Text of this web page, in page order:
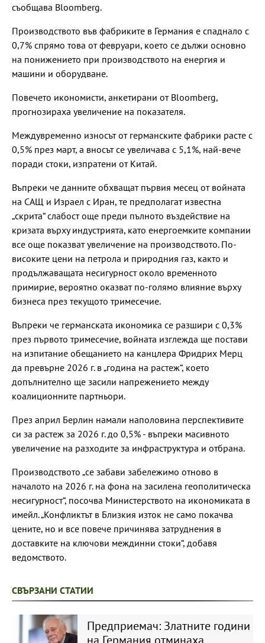
съобщава Bloomberg.
Производството във фабриките в Германия е спаднало с
0,7% спрямо това от февруари, което се дължи основно
на понижението при производството на енергия и
машини и оборудване.
Повечето икономисти, анкетирани от Bloomberg,
прогнозираха увеличение на показателя.
Междувременно износът от германските фабрики расте с
0,5% през март, а вносът се увеличава с 5,1%, най-вече
поради стоки, изпратени от Китай.
Въпреки че данните обхващат първия месец от войната
на САЩ и Израел с Иран, те предполагат известна
„скрита“ слабост още преди пълното въздействие на
кризата върху индустрията, като енергоемките компании
все още показват увеличение на производството. По-
високите цени на петрола и природния газ, както и
продължаващата несигурност около временното
примирие, вероятно оказват по-голямо влияние върху
бизнеса през текущото тримесечие.
Въпреки че германската икономика се разшири с 0,3%
през първото тримесечие, войната изглежда ще постави
на изпитание обещанието на канцлера Фридрих Мерц
да превърне 2026 г. в „година на растеж“, което
допълнително ще засили напрежението между
коалиционните партньори.
През април Берлин намали наполовина перспективите
си за растеж за 2026 г. до 0,5% - въпреки масивното
увеличение на разходите за инфраструктура и отбрана.
Производството „се забави забележимо отново в
началото на 2026 г. на фона на засилена геополитическа
несигурност“, посочва Министерството на икономиката в
имейл. „Конфликтът в Близкия изток не само покачва
цените, но и все повече причинява затруднения в
доставките на ключови междинни стоки“, добавя
ведомството.
СВЪРЗАНИ СТАТИИ
Предприемач: Златните години
на Германия отминаха